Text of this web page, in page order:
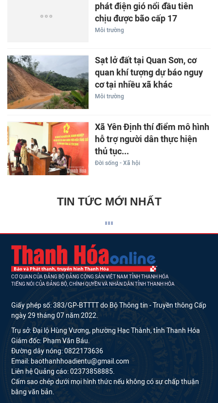
phát điện gió nổi đầu tiên
chịu được bão cấp 17
Môi trường
Sạt lở đất tại Quan Sơn, cơ
quan khí tượng dự báo nguy
cơ tại nhiều xã khác
Môi trường
Xã Yên Định thí điểm mô hình
hỗ trợ người dân thực hiện
thủ tục...
Đời sống - Xã hội
TIN TỨC MỚI NHẤT
CƠ QUAN CỦA ĐẢNG BỘ ĐẢNG CỘNG SẢN VIỆT NAM TỈNH THANH HÓA
TIẾNG NÓI CỦA ĐẢNG BỘ, CHÍNH QUYỀN VÀ NHÂN DÂN TỈNH THANH HÓA
Giấy phép số: 383/GP-BTTTT do Bộ Thông tin - Truyền thông Cấp
ngày 29 tháng 07 năm 2022.
Trụ sở: Đại lộ Hùng Vương, phường Hạc Thành, tỉnh Thanh Hóa
Giám đốc: Phạm Văn Báu.
Đường dây nóng: 0822173636
Email: baothanhhoadientu@gmail.com
Liên hệ Quảng cáo: 02373858885.
Cấm sao chép dưới mọi hình thức nếu không có sự chấp thuận
bằng văn bản.